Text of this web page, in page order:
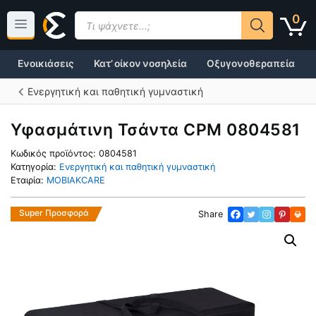
περιεχόμενο
0
Products
search
Κατ’ οίκον νοσηλεία Οξυγονοθεραπεία
Ενοικιάσεις
Ενεργητική και παθητική γυμναστική
Υφασμάτινη Τσάντα CPM 0804581
Κωδικός προϊόντος: 0804581
Κατηγορία: Ενεργητική και παθητική γυμναστική
Εταιρία: MOBIAKCARE
Share
Super Προσφορά